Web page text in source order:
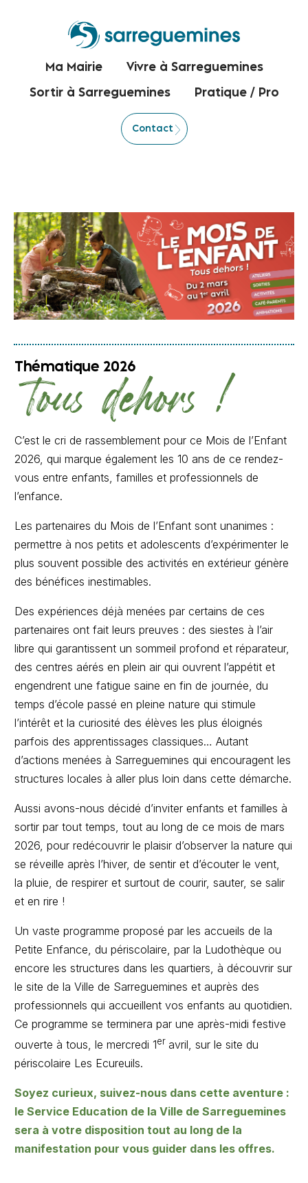
Ma Mairie Vivre à Sarreguemines
Sortir à Sarreguemines Pratique / Pro
Contact
Thématique 2026
Tous dehors !
C’est le cri de rassemblement pour ce Mois de l’Enfant
2026, qui marque également les 10 ans de ce rendez-
vous entre enfants, familles et professionnels de
l’enfance.
Les partenaires du Mois de l’Enfant sont unanimes :
permettre à nos petits et adolescents d’expérimenter le
plus souvent possible des activités en extérieur génère
des bénéfices inestimables.
Des expériences déjà menées par certains de ces
partenaires ont fait leurs preuves : des siestes à l’air
libre qui garantissent un sommeil profond et réparateur,
des centres aérés en plein air qui ouvrent l’appétit et
engendrent une fatigue saine en fin de journée, du
temps d’école passé en pleine nature qui stimule
l’intérêt et la curiosité des élèves les plus éloignés
parfois des apprentissages classiques… Autant
d’actions menées à Sarreguemines qui encouragent les
structures locales à aller plus loin dans cette démarche.
Aussi avons-nous décidé d’inviter enfants et familles à
sortir par tout temps, tout au long de ce mois de mars
2026, pour redécouvrir le plaisir d’observer la nature qui
se réveille après l’hiver, de sentir et d’écouter le vent,
la pluie, de respirer et surtout de courir, sauter, se salir
et en rire !
Un vaste programme proposé par les accueils de la
Petite Enfance, du périscolaire, par la Ludothèque ou
encore les structures dans les quartiers, à découvrir sur
le site de la Ville de Sarreguemines et auprès des
professionnels qui accueillent vos enfants au quotidien.
Ce programme se terminera par une après-midi festive
ouverte à tous, le mercredi 1er avril, sur le site du
périscolaire Les Ecureuils.
Soyez curieux, suivez-nous dans cette aventure :
le Service Education de la Ville de Sarreguemines
sera à votre disposition tout au long de la
manifestation pour vous guider dans les offres.